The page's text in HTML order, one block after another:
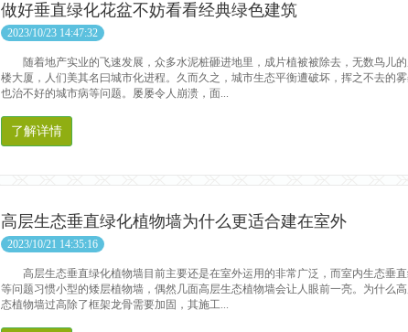
做好垂直绿化花盆不妨看看经典绿色建筑
2023/10/23 14:47:32
随着地产实业的飞速发展，众多水泥桩砸进地里，成片植被被除去，无数鸟儿的
楼大厦，人们美其名曰城市化进程。久而久之，城市生态平衡遭破坏，挥之不去的
也治不好的城市病等问题。屡屡令人崩溃，面...
了解详情
高层生态垂直绿化植物墙为什么更适合建在室外
2023/10/21 14:35:16
高层生态垂直绿化植物墙目前主要还是在室外运用的非常广泛，而室内生态垂直
等问题习惯小型的矮层植物墙，偶然几面高层生态植物墙会让人眼前一亮。为什么
态植物墙过高除了框架龙骨需要加固，其施工...